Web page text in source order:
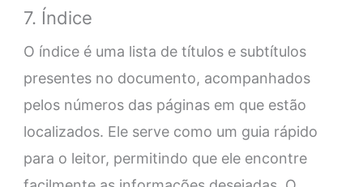
7. Índice
O índice é uma lista de títulos e subtítulos
presentes no documento, acompanhados
pelos números das páginas em que estão
localizados. Ele serve como um guia rápido
para o leitor, permitindo que ele encontre